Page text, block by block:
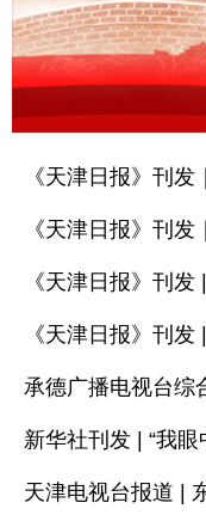
《天津日报》刊
《天津日报》刊
《天津日报》刊
新华社刊发 | “我
天津电视台报道 |